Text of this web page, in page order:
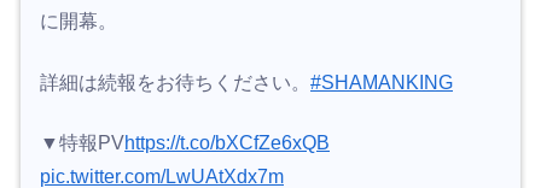
に開幕。
詳細は続報をお待ちください。 #SHAMANKING
▼特報PVhttps://t.co/bXCfZe6xQB
pic.twitter.com/LwUAtXdx7m